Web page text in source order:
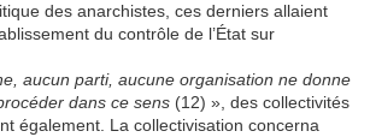
des anarchistes, ces derniers allaient
du contrôle de l’État sur
aucun parti, aucune organisation ne donne
dans ce sens (12) », des collectivités
également. La collectivisation concerna